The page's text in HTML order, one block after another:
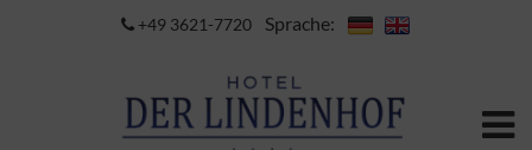
+49 3621-7720 Sprache: